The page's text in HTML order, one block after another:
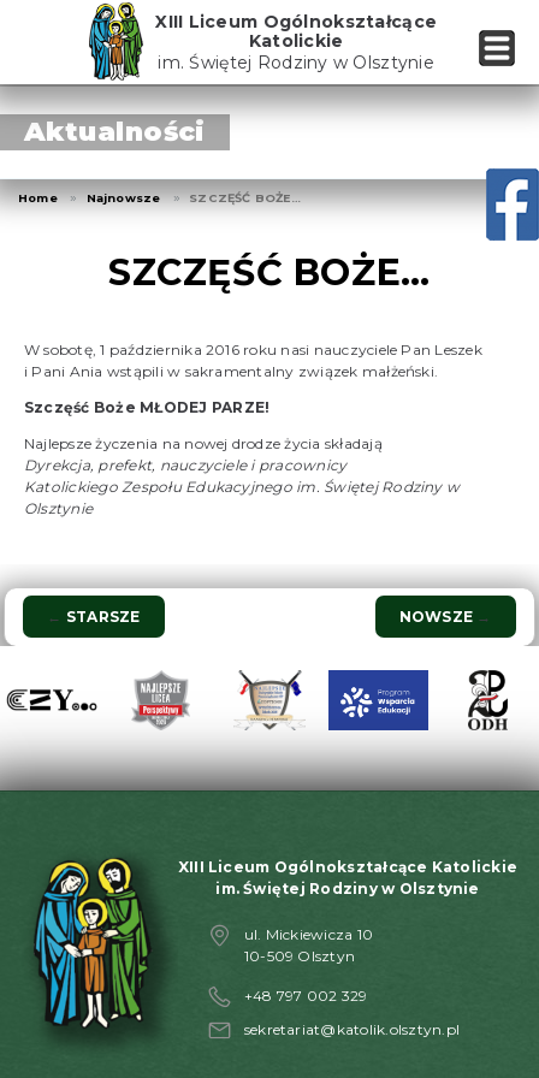
XIII Liceum Ogólnokształcące
Katolickie
im. Świętej Rodziny w Olsztynie
Aktualności
Home Najnowsze SZCZĘŚĆ BOŻE…
SZCZĘŚĆ BOŻE…
W sobotę, 1 października 2016 roku nasi nauczyciele Pan Leszek
i Pani Ania wstąpili w sakramentalny związek małżeński.
Szczęść Boże MŁODEJ PARZE!
Najlepsze życzenia na nowej drodze życia składają
Dyrekcja, prefekt, nauczyciele i pracownicy
Katolickiego Zespołu Edukacyjnego im. Świętej Rodziny w
Olsztynie
Nawigacja
wpisu
← STARSZE NOWSZE →
XIII Liceum Ogólnokształcące Katolickie
im. Świętej Rodziny w Olsztynie
ul. Mickiewicza 10
10-509 Olsztyn
+48 797 002 329
sekretariat@katolik.olsztyn.pl